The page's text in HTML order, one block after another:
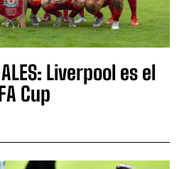
Liverpool es el
Cup